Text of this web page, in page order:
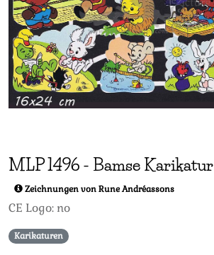
MLP1496 - Bamse Karikatur
Zeichnungen von Rune Andréassons
CE Logo: no
Karikaturen